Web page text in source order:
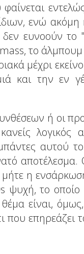
ενώ ακόμη
ευνοούν το "
το
μέχρι
και την εν
ή οι
λογικός
αυτού
η
ψυχή, το
είναι,
που